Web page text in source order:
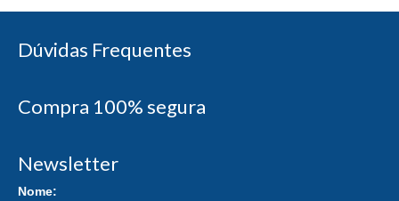
Dúvidas Frequentes
Compra 100% segura
Newsletter
Nome: